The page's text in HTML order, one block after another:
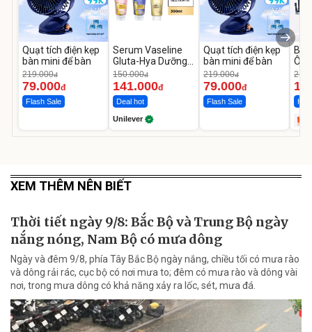
Quạt tích điện kẹp
bàn mini để bàn
219.000đ
79.000đ
Flash Sale
Serum Vaseline
Gluta-Hya Dưỡng
Da Sáng Mịn Sau 7
Ngày
150.000đ
141.000đ
Deal hot
Unilever
Quạt tích điện kẹp
bàn mini để bàn
219.000đ
79.000đ
Flash Sale
Ô
Hot
XEM THÊM NÊN BIẾT
Thời tiết ngày 9/8: Bắc Bộ và Trung Bộ ngày
nắng nóng, Nam Bộ có mưa dông
Ngày và đêm 9/8, phía Tây Bắc Bộ ngày nắng, chiều tối có mưa rào
và dông rải rác, cục bộ có nơi mưa to; đêm có mưa rào và dông vài
nơi, trong mưa dông có khả năng xảy ra lốc, sét, mưa đá.